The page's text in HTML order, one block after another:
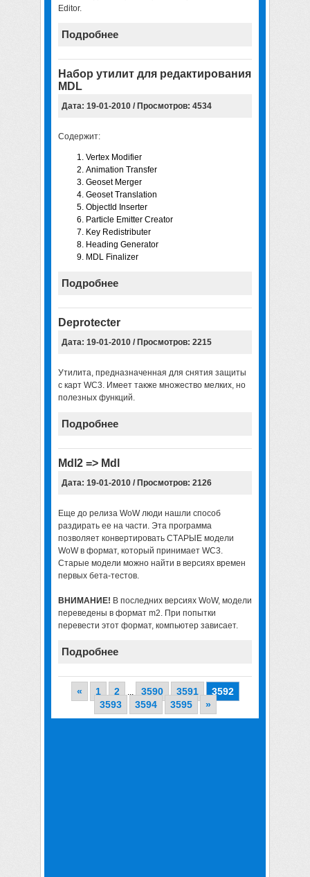
Editor.
Подробнее
Набор утилит для редактирования
MDL
Дата: 19-01-2010 / Просмотров: 4534
Содержит:
Vertex Modifier
Animation Transfer
Geoset Merger
Geoset Translation
ObjectId Inserter
Particle Emitter Creator
Key Redistributer
Heading Generator
MDL Finalizer
Подробнее
Deprotecter
Дата: 19-01-2010 / Просмотров: 2215
Утилита, предназначенная для снятия защиты
с карт WC3. Имеет также множество мелких, но
полезных функций.
Подробнее
Mdl2 => Mdl
Дата: 19-01-2010 / Просмотров: 2126
Еще до релиза WoW люди нашли способ
раздирать ее на части. Эта программа
позволяет конвертировать СТАРЫЕ модели
WoW в формат, который принимает WC3.
Старые модели можно найти в версиях времен
первых бета-тестов.
ВНИМАНИЕ! В последних версиях WoW, модели
переведены в формат m2. При попытки
перевести этот формат, компьютер зависает.
Подробнее
« 1 2 ... 3590 3591
3592
3593
3594 3595 »